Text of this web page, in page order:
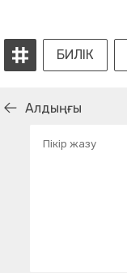
БИЛІК
Алдыңғы